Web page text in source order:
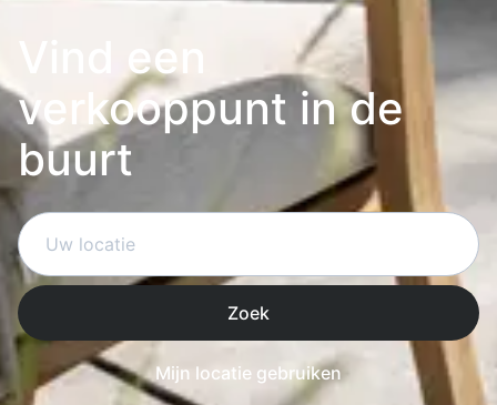
Vind een
verkooppunt in de
buurt
Zoek
Mijn locatie gebruiken